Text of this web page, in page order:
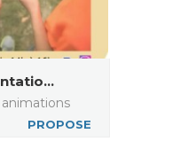
PROPOSE